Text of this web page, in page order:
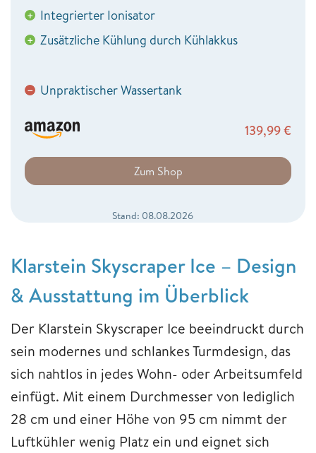
+ Integrierter Ionisator
+ Zusätzliche Kühlung durch Kühlakkus
− Unpraktischer Wassertank
139,99€
Zum Shop
Stand: 08.08.2026
Klarstein Skyscraper Ice – Design
& Ausstattung im Überblick
Der Klarstein Skyscraper Ice beeindruckt durch
sein modernes und schlankes Turmdesign, das
sich nahtlos in jedes Wohn- oder Arbeitsumfeld
einfügt. Mit einem Durchmesser von lediglich
28 cm und einer Höhe von 95 cm nimmt der
Luftkühler wenig Platz ein und eignet sich